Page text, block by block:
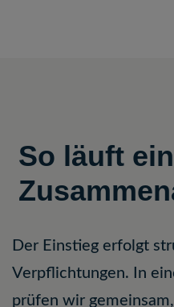
So läuft
Der Einstieg erfolgt
Verpflichtungen. In
prüfen wir